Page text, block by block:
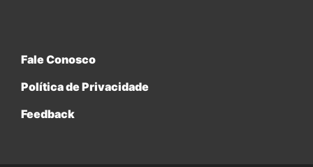
Fale Conosco
Política de Privacidade
Feedback